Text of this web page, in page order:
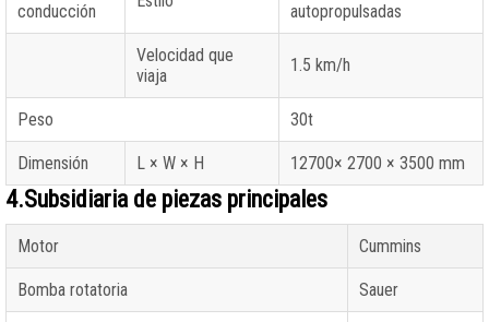
conducción
autopropulsadas
Velocidad que
viaja
1.5 km/h
Peso 30t
Dimensión L × W × H 12700× 2700 × 3500 mm
4.Subsidiaria de piezas principales
Motor Cummins
Bomba rotatoria Sauer